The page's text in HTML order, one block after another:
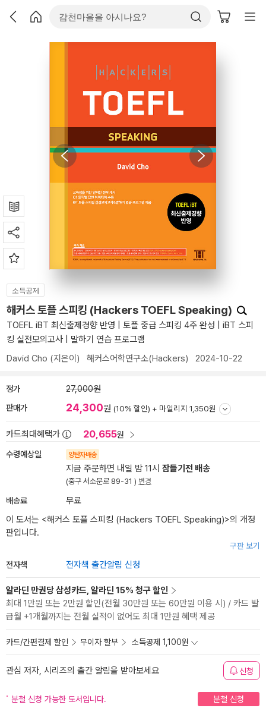
소득공제
해커스 토플 스피킹 (Hackers TOEFL Speaking)
TOEFL iBT 최신출제경향 반영 | 토플 중급 스피킹 4주 완성 | iBT 스피
킹 실전모의고사 | 말하기 연습 프로그램
David Cho (지은이) 해커스어학연구소(Hackers) 2024-10-22
정가 27,000원
판매가 24,300원 (10% 할인) + 마일리지 1,350원
카드최대혜택가 20,655원
수령예상일 양탄자배송
지금 주문하면 내일 밤 11시 잠들기전 배송
(중구 서소문로 89-31 ) 변경
배송료
무료
이 도서는 <해커스 토플 스피킹 (Hackers TOEFL Speaking)>의 개정
판입니다.
구판 보기
전자책 전자책 출간알림 신청
알라딘 만권당 삼성카드, 알라딘 15% 청구 할인
최대 1만원 또는 2만원 할인(전월 30만원 또는 60만원 이용 시) / 카드 발
급월 +1개월까지는 전월 실적이 없어도 최대 1만원 혜택 제공
카드/간편결제 할인 무이자 할부 소득공제 1,100원
관심 저자, 시리즈의 출간 알림을 받아보세요 신청
분철 신청 가능한 도서입니다. 분철 신청